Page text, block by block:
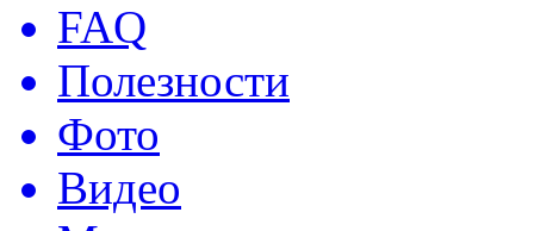
FAQ
Полезности
Фото
Видео